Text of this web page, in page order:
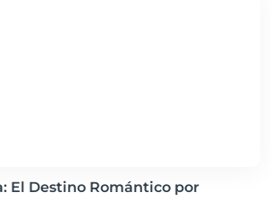
El Destino Romántico por